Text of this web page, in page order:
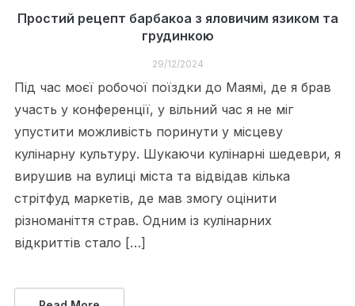
Простий рецепт барбакоа з яловичим язиком та
грудинкою
29/12/2024
Під час моєї робочої поїздки до Маямі, де я брав
участь у конференції, у вільний час я не міг
упустити можливість поринути у місцеву
кулінарну культуру. Шукаючи кулінарні шедеври, я
вирушив на вулиці міста та відвідав кілька
стрітфуд маркетів, де мав змогу оцінити
різноманіття страв. Одним із кулінарних
відкриттів стало […]